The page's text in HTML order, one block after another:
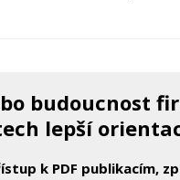
budoucnost
lepší
k PDF publikacím,